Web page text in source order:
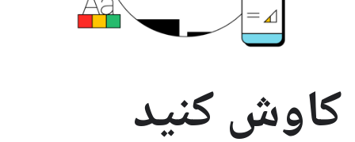
کاوش کنید